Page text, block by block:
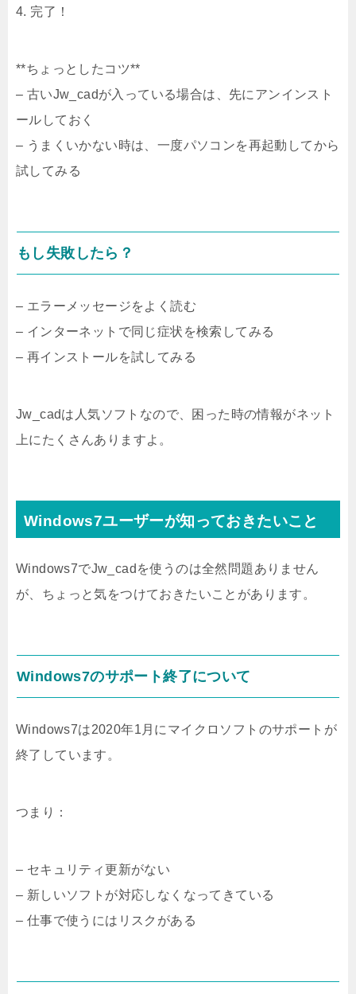
4. 完了！
**ちょっとしたコツ**
– 古いJw_cadが入っている場合は、先にアンインスト
ールしておく
– うまくいかない時は、一度パソコンを再起動してから
試してみる
もし失敗したら？
– エラーメッセージをよく読む
– インターネットで同じ症状を検索してみる
– 再インストールを試してみる
Jw_cadは人気ソフトなので、困った時の情報がネット
上にたくさんありますよ。
Windows7ユーザーが知っておきたいこと
Windows7でJw_cadを使うのは全然問題ありません
が、ちょっと気をつけておきたいことがあります。
Windows7のサポート終了について
Windows7は2020年1月にマイクロソフトのサポートが
終了しています。
つまり：
– セキュリティ更新がない
– 新しいソフトが対応しなくなってきている
– 仕事で使うにはリスクがある